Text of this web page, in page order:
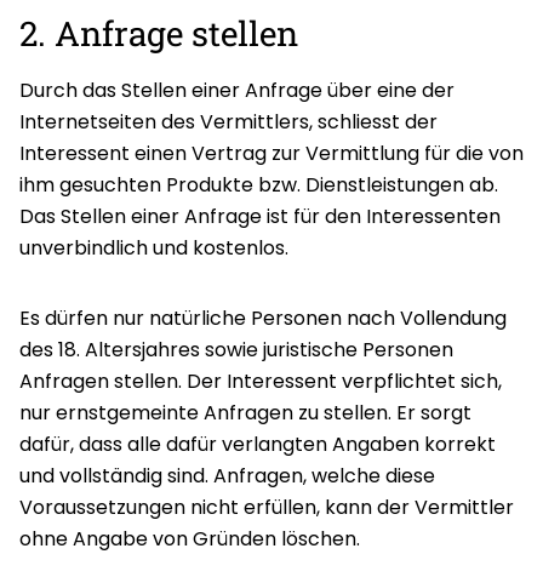
2. Anfrage stellen
Durch das Stellen einer Anfrage über eine der
Internetseiten des Vermittlers, schliesst der
Interessent einen Vertrag zur Vermittlung für die von
ihm gesuchten Produkte bzw. Dienstleistungen ab.
Das Stellen einer Anfrage ist für den Interessenten
unverbindlich und kostenlos.
Es dürfen nur natürliche Personen nach Vollendung
des 18. Altersjahres sowie juristische Personen
Anfragen stellen. Der Interessent verpflichtet sich,
nur ernstgemeinte Anfragen zu stellen. Er sorgt
dafür, dass alle dafür verlangten Angaben korrekt
und vollständig sind. Anfragen, welche diese
Voraussetzungen nicht erfüllen, kann der Vermittler
ohne Angabe von Gründen löschen.